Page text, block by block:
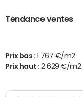
Tendance ventes
Prix bas :
1 767 €/m2
Prix haut :2 629 €/m2